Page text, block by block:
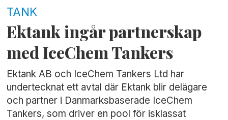
TANK
Ektank ingår partnerskap
med IceChem Tankers
Ektank AB och IceChem Tankers Ltd har
undertecknat ett avtal där Ektank blir delägare
och partner i Danmarksbaserade IceChem
Tankers, som driver en pool för isklassat